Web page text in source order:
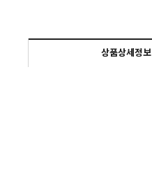
상품상세정보